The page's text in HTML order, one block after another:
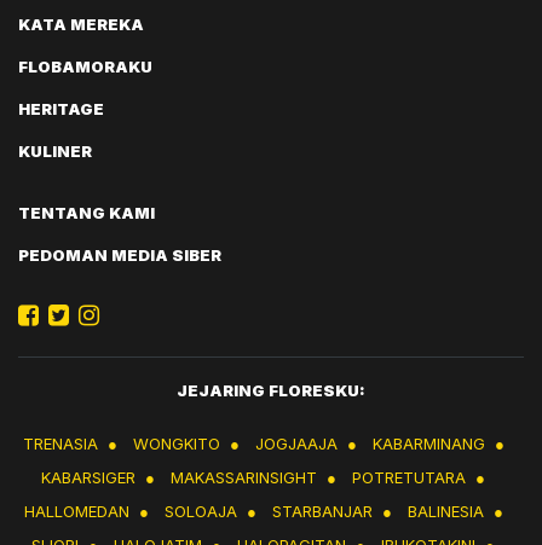
KATA MEREKA
FLOBAMORAKU
HERITAGE
KULINER
TENTANG KAMI
PEDOMAN MEDIA SIBER
JEJARING FLORESKU:
TRENASIA ● WONGKITO ● JOGJAAJA ● KABARMINANG
●
KABARSIGER ● MAKASSARINSIGHT ● POTRETUTARA ●
HALLOMEDAN
● SOLOAJA ● STARBANJAR ● BALINESIA ●